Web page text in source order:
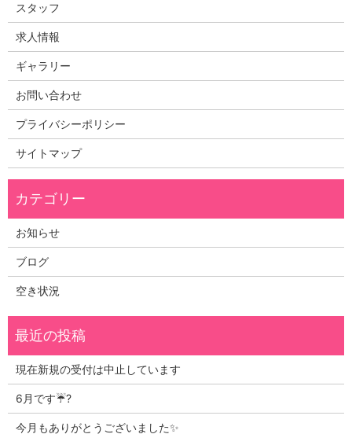
スタッフ
求人情報
ギャラリー
お問い合わせ
プライバシーポリシー
サイトマップ
お知らせ
ブログ
空き状況
現在新規の受付は中止しています
6月です☔?
今月もありがとうございました✨